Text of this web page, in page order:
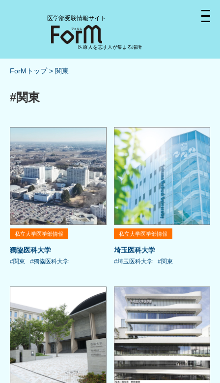
医療人を志す人が集まる場所
医学部受験情報サイト
ForMトップ 関東
#関東
私立大学医学部情報
獨協医科大学
#関東 #獨協医科大学
私立大学医学部情報
埼玉医科大学
#埼玉医科大学 #関東